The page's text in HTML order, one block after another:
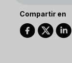
Compartir en